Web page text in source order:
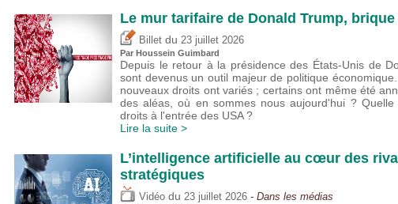
Le mur tarifaire de Donald Trump,
Billet du 23 juillet 2026
Par Houssein Guimbard
Depuis le retour à la présidence des États-Unis de
sont devenus un outil majeur de politique
nouveaux droits ont variés ; certains ont même été
des aléas, où en sommes nous aujourd'hui ?
droits à l'entrée des USA ?
Lire la suite >
L’intelligence artificielle au cœur des
stratégiques
Vidéo du 23 juillet 2026 - Dans les médias